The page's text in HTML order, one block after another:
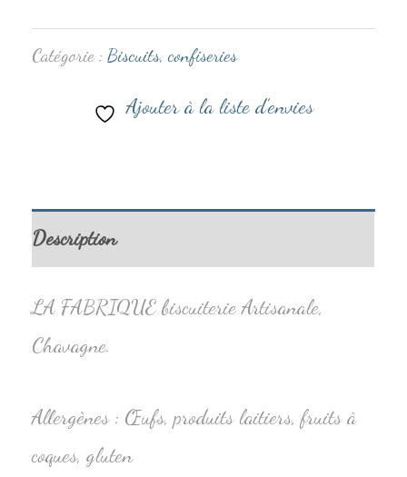
Catégorie :Biscuits, confiseries
Ajouter à la liste d’envies
Description
LA FABRIQUE biscuiterie Artisanale,
Chavagne.
Allergènes : Œufs, produits laitiers, fruits à
coques, gluten